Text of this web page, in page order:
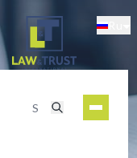
к
основному
содержанию